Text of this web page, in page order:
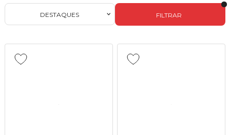
FILTRAR
DESTAQUES